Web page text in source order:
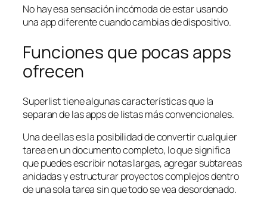
No hay esa sensación incómoda de estar usando
una app diferente cuando cambias de dispositivo.
Funciones que pocas apps
ofrecen
Superlist tiene algunas características que la
separan de las apps de listas más convencionales.
Una de ellas es la posibilidad de convertir cualquier
tarea en un documento completo, lo que significa
que puedes escribir notas largas, agregar subtareas
anidadas y estructurar proyectos complejos dentro
de una sola tarea sin que todo se vea desordenado.